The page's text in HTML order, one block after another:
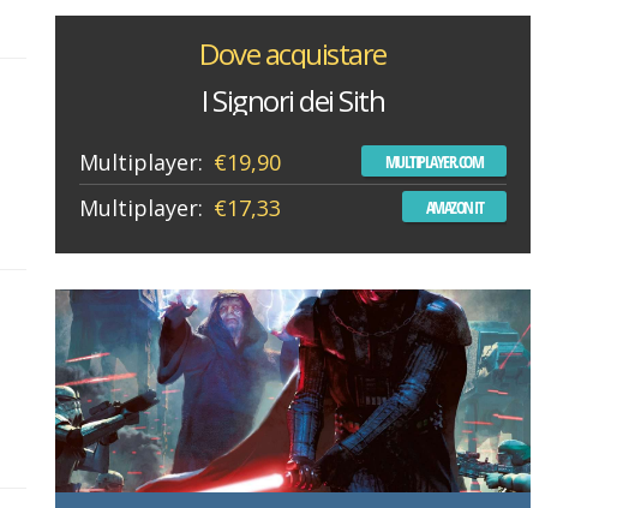
Dove acquistare
I Signori dei Sith
Multiplayer: €19,90 MULTIPLAYER.COM
Multiplayer: €17,33 AMAZON IT